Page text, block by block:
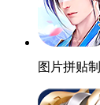
图片拼贴